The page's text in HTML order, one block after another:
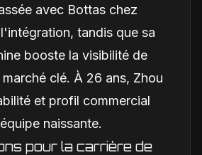
avec Bottas chez
tandis que sa
booste la visibilité de
clé. À 26 ans, Zhou
et profil commercial
naissante.
pour la carrière de